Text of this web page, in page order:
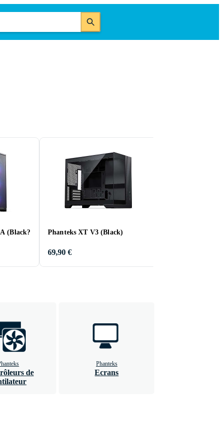
(Black?
Phanteks XT V3 (Black)
69,90 €
de
Phanteks
Ecrans